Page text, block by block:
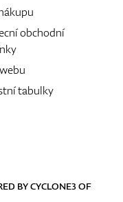
obchodní
tabulky
BYCYCLONE3OF